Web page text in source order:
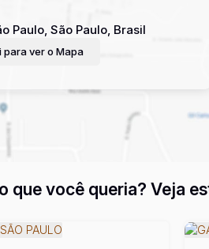
Paulo, São Paulo, Brasil
para ver o Mapa
que você queria? Veja